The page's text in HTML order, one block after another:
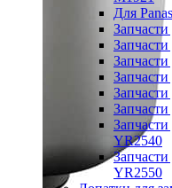
Для
YR2540
YR2550